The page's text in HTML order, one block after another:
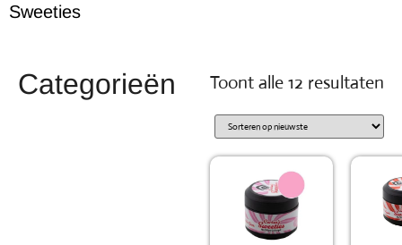
Sweeties
Categorieën Toont alle 12 resultaten